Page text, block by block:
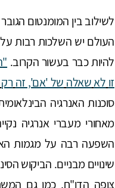
לשילוב בין המומנטום הגובר
העולם יש השלכות רבות
להיות כבר בעשור הקרוב. "
זו לאשאלה של'אם',זה רק
מאחורי מעברי אנרגיה
השפעה רבה על מגמות
שינויים מבניים. הביקוש
צופה הדו"ח, כמו גם